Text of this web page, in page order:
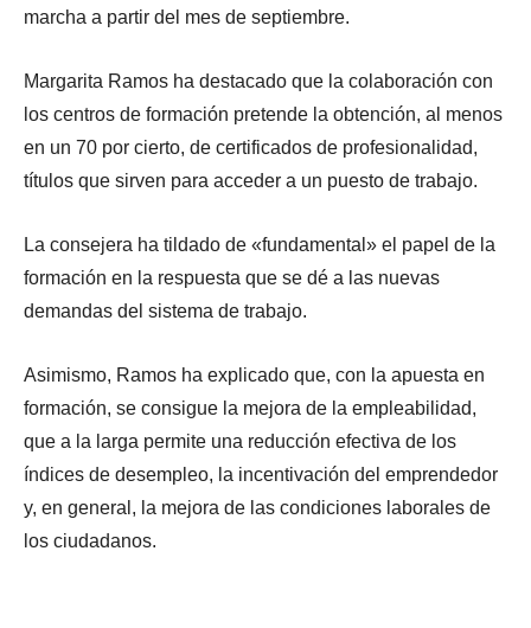
marcha a partir del mes de septiembre.
Margarita Ramos ha destacado que la colaboración con
los centros de formación pretende la obtención, al menos
en un 70 por cierto, de certificados de profesionalidad,
títulos que sirven para acceder a un puesto de trabajo.
La consejera ha tildado de «fundamental» el papel de la
formación en la respuesta que se dé a las nuevas
demandas del sistema de trabajo.
Asimismo, Ramos ha explicado que, con la apuesta en
formación, se consigue la mejora de la empleabilidad,
que a la larga permite una reducción efectiva de los
índices de desempleo, la incentivación del emprendedor
y, en general, la mejora de las condiciones laborales de
los ciudadanos.